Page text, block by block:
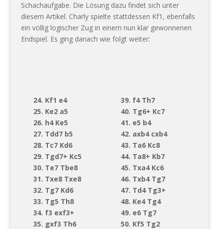
Schachaufgabe. Die Lösung dazu findet sich unter
diesem Artikel. Charly spielte stattdessen Kf1, ebenfalls
ein völlig logischer Zug in einem nun klar gewonnenen
Endspiel. Es ging danach wie folgt weiter:
24. Kf1 e4
25. Ke2 a5
26. h4 Ke5
27. Tdd7 b5
28. Tc7 Kd6
29. Tgd7+ Kc5
30. Te7 Tbe8
31. Txe8 Txe8
32. Tg7 Kd6
33. Tg5 Th8
34. f3 exf3+
35. gxf3 Th6
39. f4 Th7
40. Tg6+ Kc7
41. e5 b4
42. axb4 cxb4
43. Ta6 Kc8
44. Ta8+ Kb7
45. Txa4 Kc6
46. Txb4 Tg7
47. Td4 Tg3+
48. Ke4 Tg4
49. e6 Tg7
50. Kf5 Tg2